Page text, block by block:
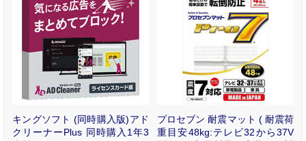
キングソフト (同時購入版)アド
クリーナーPlus 同時購入1年3
プロセブン 耐震マット ( 耐震荷
重目安48kg:テレビ32から37V